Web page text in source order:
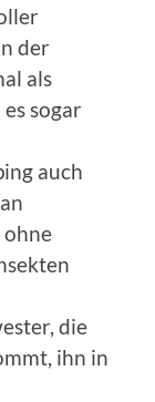
der
als
sogar
auch
die
ihn in